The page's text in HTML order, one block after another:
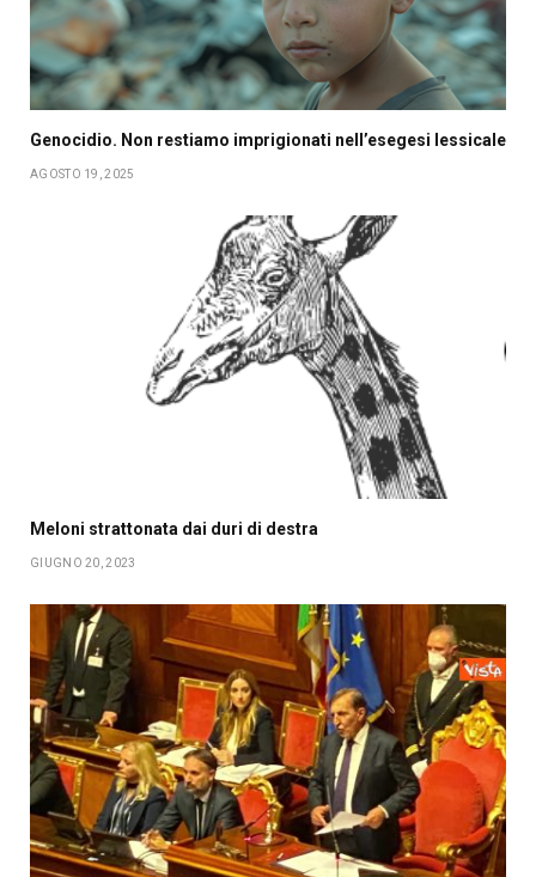
Genocidio. Non restiamo imprigionati nell’esegesi lessicale
AGOSTO 19, 2025
Meloni strattonata dai duri di destra
GIUGNO 20, 2023